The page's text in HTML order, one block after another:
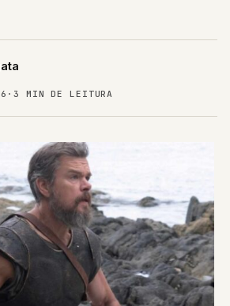
· 3 MIN DE LEITURA